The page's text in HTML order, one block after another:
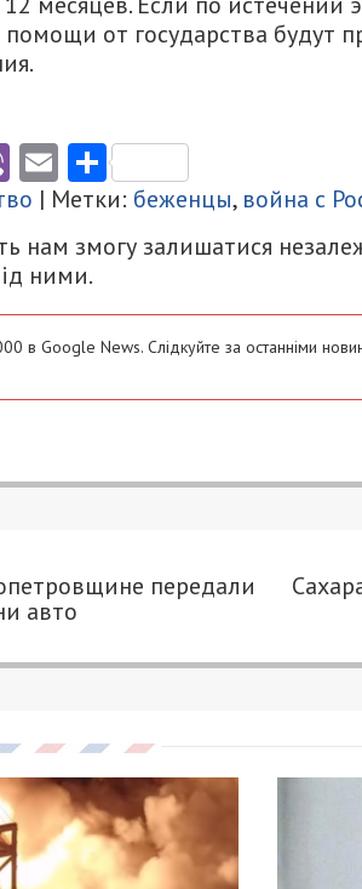
от государства будут
ViberEmailПоділитися
| Метки: беженцы, война с
нам змогу залишатися
ними.
в Google News. Слідкуйте за останніми
«Метинвест»
службе компании: